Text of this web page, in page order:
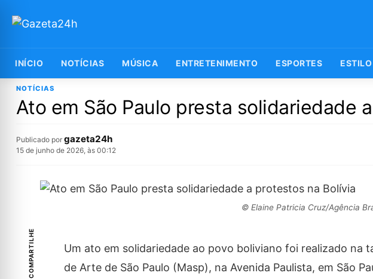
INÍCIO NOTÍCIAS MÚSICA ENTRETENIMENTO ESPORTES
NOTÍCIAS
Ato em São Paulo presta solidariedade
Publicado por gazeta24h
15 de junho de 2026, às 00:12
© Elaine Patricia Cruz/Agência
COMPARTILHE
Um ato em solidariedade ao povo boliviano foi realizado na
de Arte de São Paulo (Masp), na Avenida Paulista, em São